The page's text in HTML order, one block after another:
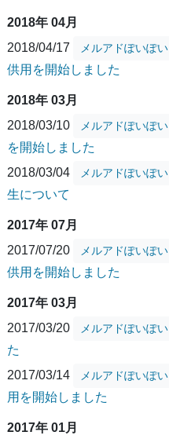
2018年 04月
2018/04/17
メルアドぽいぽい
供用を開始しました
2018年 03月
2018/03/10
メルアドぽいぽい
を開始しました
2018/03/04
メルアドぽいぽい
生について
2017年 07月
2017/07/20
メルアドぽいぽい
供用を開始しました
2017年 03月
2017/03/20
メルアドぽいぽい
た
2017/03/14
メルアドぽいぽい
用を開始しました
2017年 01月